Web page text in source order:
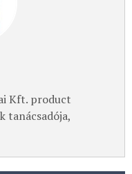
Kft. product
tanácsadója,